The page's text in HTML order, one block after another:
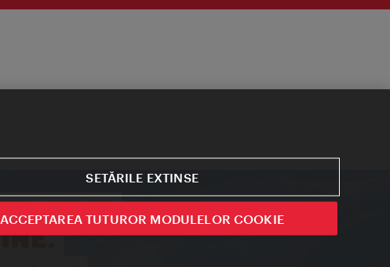
SETĂRILE EXTINSE
ACCEPTAREA TUTUROR MODULELOR COOKIE